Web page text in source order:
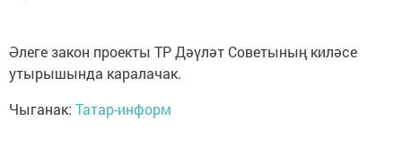
Әлеге закон проекты ТР Дәүләт Советының киләсе
утырышында каралачак.
Чыганак: Татар-информ